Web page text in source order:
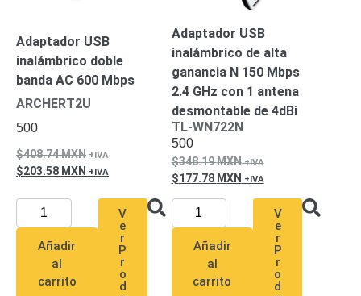
(Portátiles)Cámaras
Móviles Dash
Cams
Videoporteros
AccesoriosIntercomunicadores
AnalógicosVideoporteros
Adaptador USB
inalámbrico doble
banda AC 600 Mbps
ARCHERT2U
500
408.74MXN
203.58 MXN
Añadir
al
carrito
V
e
r
P
r
o
d
Adaptador USB
inalámbrico de alta
ganancia N 150 Mbps
2.4 GHz con 1 antena
desmontable de 4dBi
TL-WN722N
500
348.19MXN
177.78 MXN
Añadir
al
carrito
V
e
r
P
r
o
d